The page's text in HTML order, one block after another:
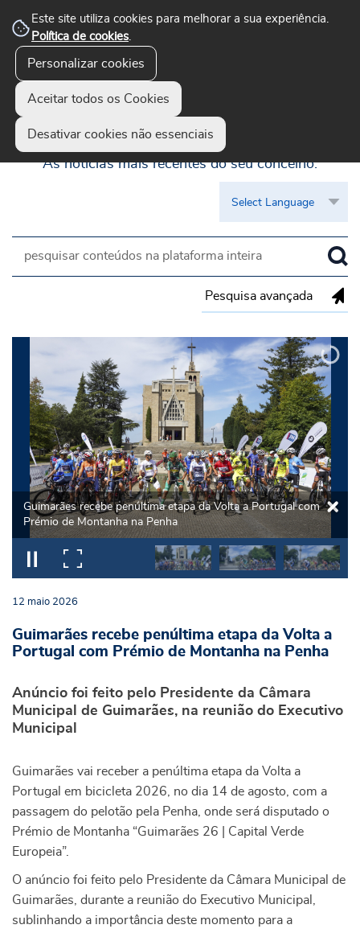
Este site utiliza cookies para melhorar a sua experiência.
Política de cookies.
Personalizar cookies
Aceitar todos os Cookies
Desativar cookies não essenciais
Pesquisa avançada
Guimarães Visível
As notícias mais recentes do seu concelho.
Guimarães recebe penúltima etapa da Volta a Portugal com
Prémio de Montanha na Penha
12 maio 2026
Guimarães recebe penúltima etapa da Volta a
Portugal com Prémio de Montanha na Penha
Anúncio foi feito pelo Presidente da Câmara
Municipal de Guimarães, na reunião do Executivo
Municipal
Guimarães vai receber a penúltima etapa da Volta a
Portugal em bicicleta 2026, no dia 14 de agosto, com a
passagem do pelotão pela Penha, onde será disputado o
Prémio de Montanha “Guimarães 26 | Capital Verde
Europeia”.
O anúncio foi feito pelo Presidente da Câmara Municipal de
Guimarães, durante a reunião do Executivo Municipal,
sublinhando a importância deste momento para a